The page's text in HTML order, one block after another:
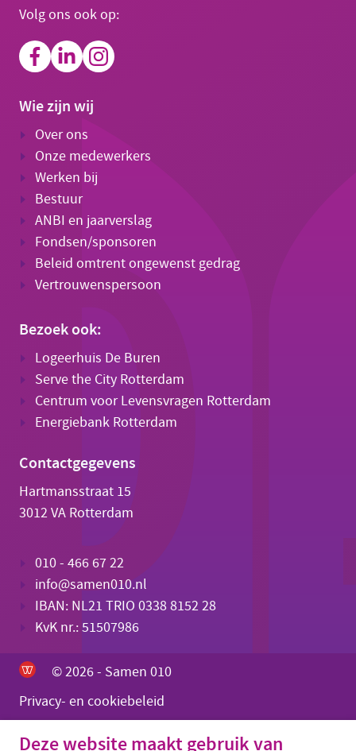
Volg ons ook op:
Wie zijn wij
Over ons
Onze medewerkers
Werken bij
Bestuur
ANBI en jaarverslag
Fondsen/sponsoren
Beleid omtrent ongewenst gedrag
Vertrouwenspersoon
Bezoek ook:
Logeerhuis De Buren
Serve the City Rotterdam
Centrum voor Levensvragen Rotterdam
Energiebank Rotterdam
Contactgegevens
Hartmansstraat 15
3012 VA Rotterdam
010 - 466 67 22
info@samen010.nl
IBAN: NL21 TRIO 0338 8152 28
KvK nr.: 51507986
© 2026 - Samen 010
Privacy- en cookiebeleid
Deze website maakt gebruik van